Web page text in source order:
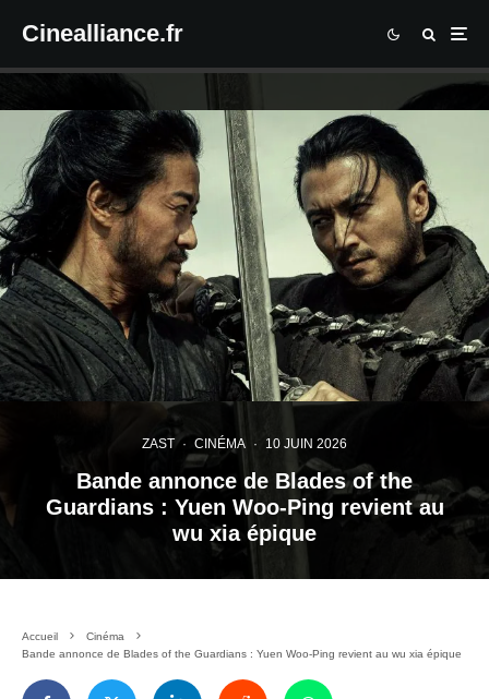
Cinealliance.fr
ZAST · CINÉMA · 10 JUIN 2026
Bande annonce de Blades of the
Guardians : Yuen Woo-Ping revient au
wu xia épique
Accueil
Cinéma
Bande annonce de Blades of the Guardians : Yuen Woo-Ping revient au wu xia épique